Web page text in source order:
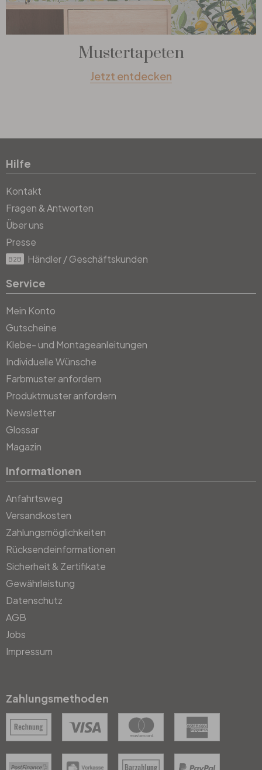
Mustertapeten
Jetzt entdecken
Hilfe
Kontakt
Fragen & Antworten
Über uns
Presse
B2B Händler / Geschäftskunden
Service
Mein Konto
Gutscheine
Klebe- und Montageanleitungen
Individuelle Wünsche
Farbmuster anfordern
Produktmuster anfordern
Newsletter
Glossar
Magazin
Informationen
Anfahrtsweg
Versandkosten
Zahlungsmöglichkeiten
Rücksendeinformationen
Sicherheit & Zertifikate
Gewährleistung
Datenschutz
AGB
Jobs
Impressum
Zahlungsmethoden